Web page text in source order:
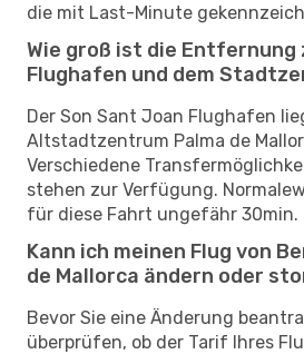
die mit Last-Minute
Wie groß ist die Entfernung
Flughafen und dem
Der Son Sant Joan Flughafen
Altstadtzentrum Palma de
Verschiedene
stehen zur Verfügung.
für diese Fahrt ungefähr 30min.
Kann ich meinen Flug von
de Mallorca ändern oder
Bevor Sie eine Änderung
überprüfen, ob der Tarif Ihres